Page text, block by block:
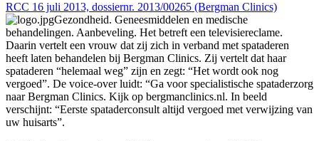
RCC 16 juli 2013, dossiernr. 2013/00265 (Bergman Clinics)
Gezondheid. Geneesmiddelen en medische
behandelingen. Aanbeveling. Het betreft een televisiereclame.
Daarin vertelt een vrouw dat zij zich in verband met spataderen
heeft laten behandelen bij Bergman Clinics. Zij vertelt dat haar
spataderen “helemaal weg” zijn en zegt: “Het wordt ook nog
vergoed”. De voice-over luidt: “Ga voor specialistische spataderzorg
naar Bergman Clinics. Kijk op bergmanclinics.nl. In beeld
verschijnt: “Eerste spataderconsult altijd vergoed met verwijzing van
uw huisarts”.